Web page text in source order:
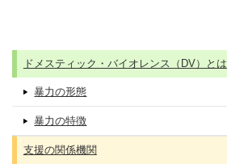
ドメスティック・バイオレンス（DV）とは
暴力の形態
暴力の特徴
支援の関係機関